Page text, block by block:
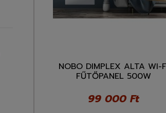
NOBO DIMPLEX ALTA WI-
FŰTŐPANEL 500W
99 000 Ft